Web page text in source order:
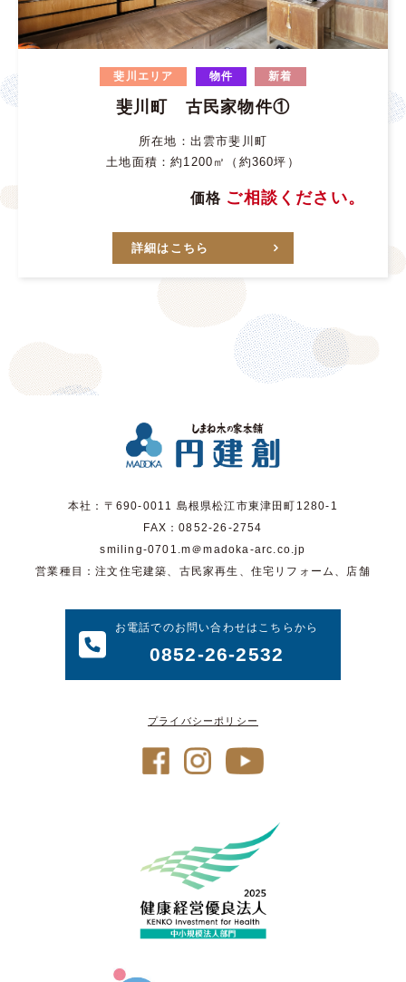
斐川エリア 物件 新着
斐川町 古民家物件①
所在地：出雲市斐川町
土地面積：約1200㎡（約360坪）
価格 ご相談ください。
詳細はこちら
本社：〒690-0011 島根県松江市東津田町1280-1
FAX：0852-26-2754
smiling-0701.m＠madoka-arc.co.jp
営業種目：注文住宅建築、古民家再生、住宅リフォーム、店舗
お電話でのお問い合わせはこちらから
0852-26-2532
プライバシーポリシー